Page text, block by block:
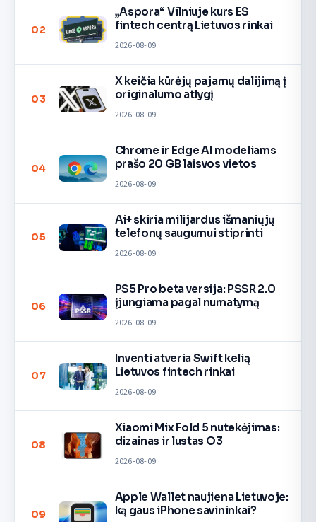
02
„Aspora“ Vilniuje kurs ES
fintech centrą Lietuvos rinkai
2026-08-09
03
X keičia kūrėjų pajamų dalijimą į
originalumo atlygį
2026-08-09
04
Chrome ir Edge AI modeliams
prašo 20 GB laisvos vietos
2026-08-09
05
Ai+ skiria milijardus išmaniųjų
telefonų saugumui stiprinti
2026-08-09
06
PS5 Pro beta versija: PSSR 2.0
įjungiama pagal numatymą
2026-08-09
07
Inventi atveria Swift kelią
Lietuvos fintech rinkai
2026-08-09
08
Xiaomi Mix Fold 5 nutekėjimas:
dizainas ir lustas O3
2026-08-09
09
Apple Wallet naujiena Lietuvoje:
ką gaus iPhone savininkai?